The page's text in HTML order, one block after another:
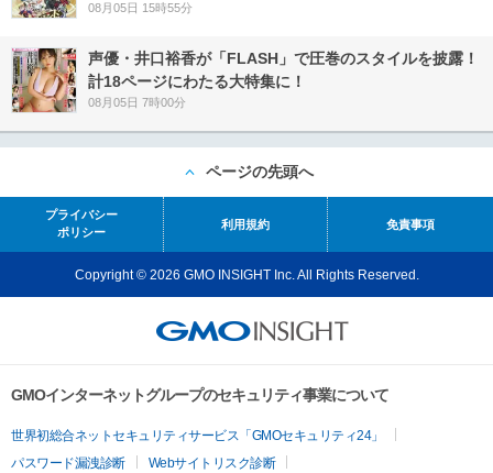
08月05日 15時55分
声優・井口裕香が「FLASH」で圧巻のスタイルを披露！
計18ページにわたる大特集に！
08月05日 7時00分
ページの先頭へ
プライバシー
ポリシー
利用規約 免責事項
Copyright © 2026 GMO INSIGHT Inc. All Rights Reserved.
GMOインターネットグループのセキュリティ事業について
世界初総合ネットセキュリティサービス「GMOセキュリティ24」
パスワード漏洩診断
Webサイトリスク診断